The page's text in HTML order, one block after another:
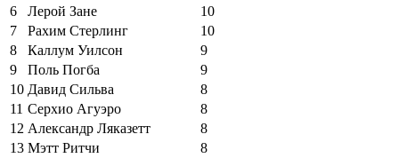
6
Лерой Зане
10
7
Рахим Стерлинг
10
8
Каллум Уилсон
9
9
Поль Погба
9
10 Давид Сильва
8
11 Серхио Агуэро
8
12 Александр Ляказетт
8
13 Мэтт Ритчи
8